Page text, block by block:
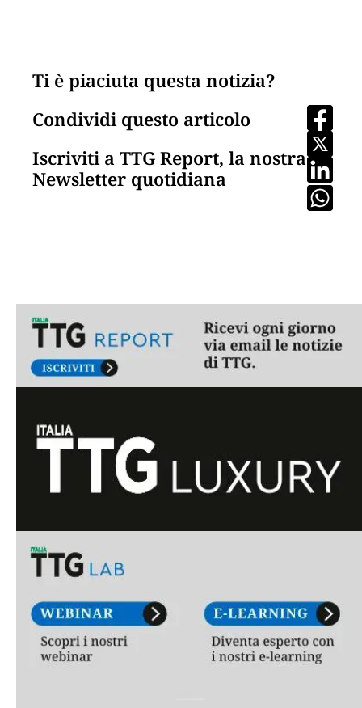
Ti è piaciuta questa notizia?
Condividi questo articolo
Iscriviti a TTG Report, la nostra
Newsletter quotidiana